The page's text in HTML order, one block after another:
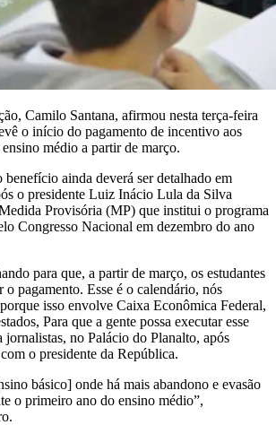
Camilo Santana, afirmou nesta terça-feira
o início do pagamento de incentivo aos
médio a partir de março.
ainda deverá ser detalhado em
o presidente Luiz Inácio Lula da Silva
Provisória (MP) que institui o programa
Congresso Nacional em dezembro do ano
para que, a partir de março, os estudantes
o pagamento. Esse é o calendário, nós
isso envolve Caixa Econômica Federal,
Para que a gente possa executar esse
jornalistas, no Palácio do Planalto, após
o presidente da República.
básico] onde há mais abandono e evasão
o primeiro ano do ensino médio”,